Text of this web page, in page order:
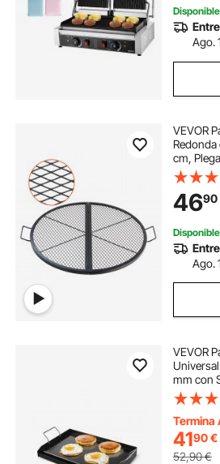
Disponible
Ago.
VEVOR
Redonda
cm,
Negro
4690
Disponible
Ago.
VEVOR
mm con
de
Asa
Termina
4190€
52,90€